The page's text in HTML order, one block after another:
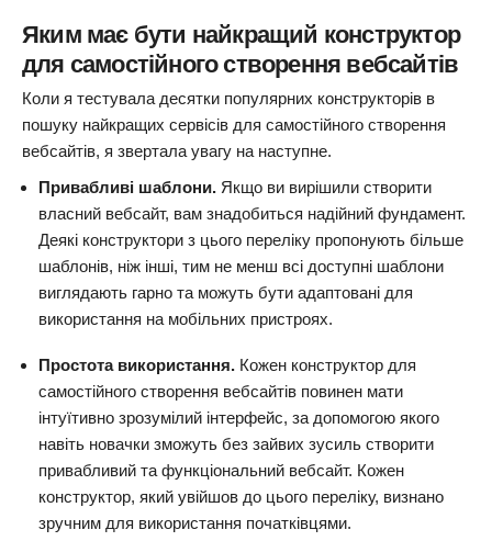
Яким має бути найкращий конструктор
для самостійного створення вебсайтів
Коли я тестувала десятки популярних конструкторів в
пошуку найкращих сервісів для самостійного створення
вебсайтів, я звертала увагу на наступне.
Привабливі шаблони. Якщо ви вирішили створити
власний вебсайт, вам знадобиться надійний фундамент.
Деякі конструктори з цього переліку пропонують більше
шаблонів, ніж інші, тим не менш всі доступні шаблони
виглядають гарно та можуть бути адаптовані для
використання на мобільних пристроях.
Простота використання. Кожен конструктор для
самостійного створення вебсайтів повинен мати
інтуїтивно зрозумілий інтерфейс, за допомогою якого
навіть новачки зможуть без зайвих зусиль створити
привабливий та функціональний вебсайт. Кожен
конструктор, який увійшов до цього переліку, визнано
зручним для використання початківцями.